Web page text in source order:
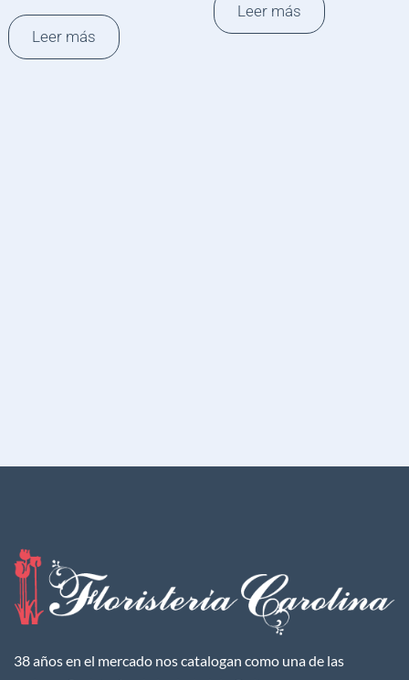
Leer más
Leer más
38 años en el mercado nos catalogan como una de las